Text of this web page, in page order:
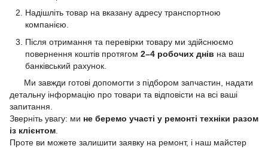
Надішліть товар на вказану адресу транспортною
компанією.
Після отримання та перевірки товару ми здійснюємо
повернення коштів протягом 2–4 робочих днів на ваш
банківський рахунок.
Ми завжди готові допомогти з підбором запчастин, надати
детальну інформацію про товари та відповісти на всі ваші
запитання.
Зверніть увагу: ми не беремо участі у ремонті техніки разом
із клієнтом
Проте ви можете залишити заявку на ремонт, і наш майстер